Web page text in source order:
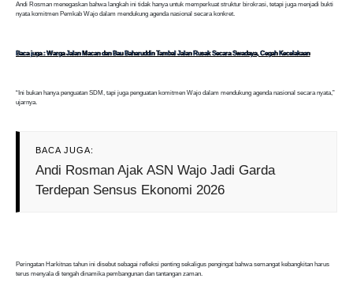
Andi Rosman menegaskan bahwa langkah ini tidak hanya untuk memperkuat struktur birokrasi, tetapi juga menjadi bukti
nyata komitmen Pemkab Wajo dalam mendukung agenda nasional secara konkret.
Baca juga : Warga Jalan Macan dan Bau Baharuddin Tambal Jalan Rusak Secara Swadaya, Cegah Kecelakaan
“Ini bukan hanya penguatan SDM, tapi juga penguatan komitmen Wajo dalam mendukung agenda nasional secara nyata,”
ujarnya.
BACA JUGA:
Andi Rosman Ajak ASN Wajo Jadi Garda
Terdepan Sensus Ekonomi 2026
Peringatan Harkitnas tahun ini disebut sebagai refleksi penting sekaligus pengingat bahwa semangat kebangkitan harus
terus menyala di tengah dinamika pembangunan dan tantangan zaman.